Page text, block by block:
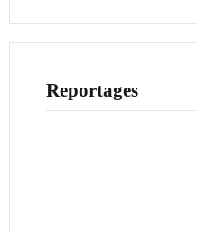
Reportages